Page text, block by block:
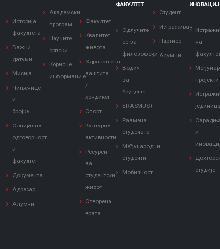
Заштита од сексуалног узнемиравања и уцењивања
Историја
факултета
Важни
датуми
Мисија
Чињенице
и
бројке
Социјална
одговорност
и
факултет
Документа
Адресар
Алумни
Академски
програм
Научите
српски
Корисне
информације
Факултет
Квалитет
живота
Здравствена
заштита
/
хендикеп
Спорт
Културне
активности
Ресурси
за
студентски
живот
Отворена
врата
ФАКУЛТЕТ
Одлучите
се за
филозофски
Водич
за
бруцоше
ERASMUS+
Размена
студената
Међународни
студенти
Мобилност
Студент
Истраживач
Партнер
Алумни
на
пројекти
јединице
и
студије